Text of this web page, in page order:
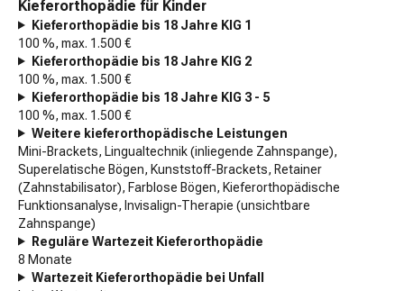
Kieferorthopädie für Kinder
Kieferorthopädie bis 18 Jahre KIG 1
100 %, max. 1.500 €
Kieferorthopädie bis 18 Jahre KIG 2
100 %, max. 1.500 €
Kieferorthopädie bis 18 Jahre KIG 3 - 5
100 %, max. 1.500 €
Weitere kieferorthopädische Leistungen
Mini-Brackets, Lingualtechnik (inliegende Zahnspange),
Superelatische Bögen, Kunststoff-Brackets, Retainer
(Zahnstabilisator), Farblose Bögen, Kieferorthopädische
Funktionsanalyse, Invisalign-Therapie (unsichtbare
Zahnspange)
Reguläre Wartezeit Kieferorthopädie
8 Monate
Wartezeit Kieferorthopädie bei Unfall